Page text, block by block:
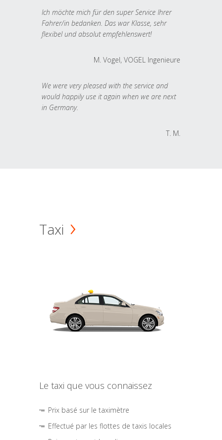
Ich möchte mich für den super Service Ihrer
Fahrer/in bedanken. Das war Klasse, sehr
flexibel und absolut empfehlenswert!
M. Vogel, VOGEL Ingenieure
We were very pleased with the service and
would happily use it again when we are next
in Germany.
T. M.
Taxi
Le taxi que vous connaissez
Prix basé sur le taximètre
Effectué par les flottes de taxis locales